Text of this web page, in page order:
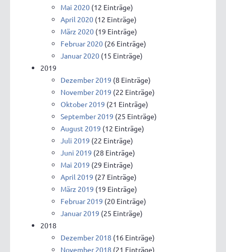
Mai 2020 (12 Einträge)
April 2020 (12 Einträge)
März 2020 (19 Einträge)
Februar 2020 (26 Einträge)
Januar 2020 (15 Einträge)
2019
Dezember 2019 (8 Einträge)
November 2019 (22 Einträge)
Oktober 2019 (21 Einträge)
September 2019 (25 Einträge)
August 2019 (12 Einträge)
Juli 2019 (22 Einträge)
Juni 2019 (28 Einträge)
Mai 2019 (29 Einträge)
April 2019 (27 Einträge)
März 2019 (19 Einträge)
Februar 2019 (20 Einträge)
Januar 2019 (25 Einträge)
2018
Dezember 2018 (16 Einträge)
November 2018 (21 Einträge)